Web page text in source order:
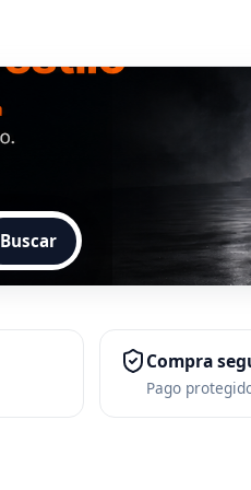
Buscar
Compra
Pago